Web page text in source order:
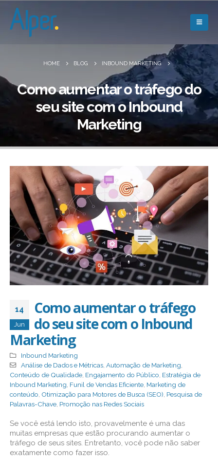
HOME BLOG INBOUND MARKETING
Como aumentar o tráfego do
seu site com o Inbound
Marketing
14
Jun
Como aumentar o tráfego
do seu site com o Inbound
Marketing
Inbound Marketing
Análise de Dados e Métricas, Automação de Marketing,
Conteúdo de Qualidade, Engajamento do Público, Estratégia de
Inbound Marketing, Funil de Vendas Eficiente, Marketing de
conteúdo, Otimização para Motores de Busca (SEO), Pesquisa de
Palavras-Chave, Promoção nas Redes Sociais
Se você está lendo isto, provavelmente é uma das
muitas empresas que estão procurando aumentar o
tráfego de seus sites. Entretanto, você pode não saber
exatamente como fazer isso.